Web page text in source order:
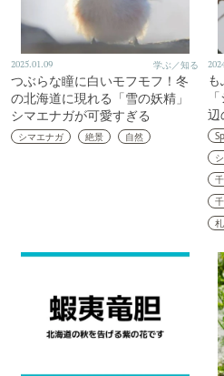
2025.01.09 学ぶ／知る
つぶらな瞳に白いモフモフ！冬
の北海道に現れる「雪の妖精」
シマエナガが可愛すぎる
シマエナガ 絶景 自然
辺